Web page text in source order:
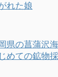
れた娘
県の菖蒲沢
めての鉱物